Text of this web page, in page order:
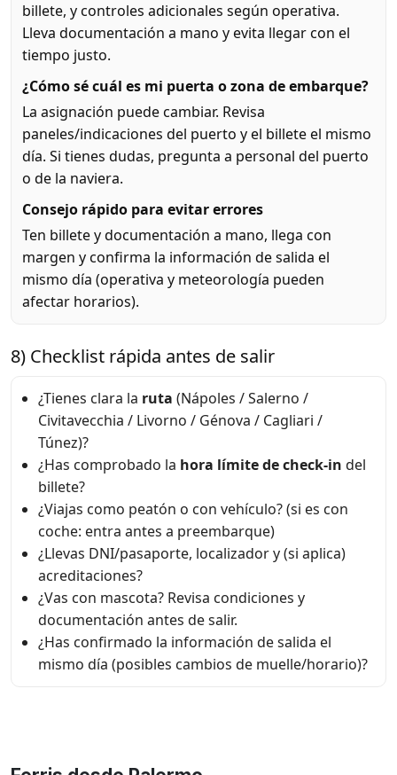
billete, y controles adicionales según operativa.
Lleva documentación a mano y evita llegar con el
tiempo justo.
¿Cómo sé cuál es mi puerta o zona de embarque?
La asignación puede cambiar. Revisa
paneles/indicaciones del puerto y el billete el mismo
día. Si tienes dudas, pregunta a personal del puerto
o de la naviera.
Consejo rápido para evitar errores
Ten billete y documentación a mano, llega con
margen y confirma la información de salida el
mismo día (operativa y meteorología pueden
afectar horarios).
8) Checklist rápida antes de salir
¿Tienes clara la ruta (Nápoles / Salerno /
Civitavecchia / Livorno / Génova / Cagliari /
Túnez)?
¿Has comprobado la hora límite de check-in del
billete?
¿Viajas como peatón o con vehículo? (si es con
coche: entra antes a preembarque)
¿Llevas DNI/pasaporte, localizador y (si aplica)
acreditaciones?
¿Vas con mascota? Revisa condiciones y
documentación antes de salir.
¿Has confirmado la información de salida el
mismo día (posibles cambios de muelle/horario)?